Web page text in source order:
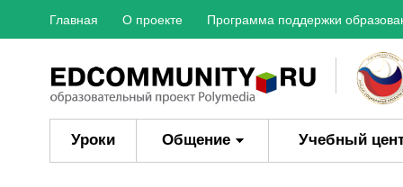
Главная О проекте Программа поддержки
Уроки Общение Учебный